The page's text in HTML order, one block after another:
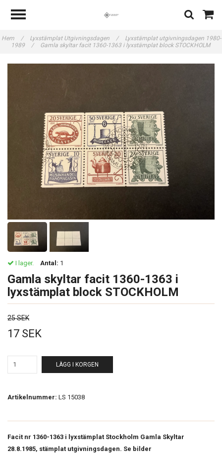
Hem / Lyxstämplat Utgivningsdagen /
Lyxstämplat utgivningsdagen 1980-
1989
/ Gamla skyltar facit 1360-1363 i lyxstämplat block STOCKHOLM
I lager. Antal: 1
Gamla skyltar facit 1360-1363 i
lyxstämplat block STOCKHOLM
25 SEK
17 SEK
LÄGG I KORGEN
Artikelnummer: LS 15038
Facit nr 1360-1363 i lyxstämplat Stockholm Gamla Skyltar
28.8.1985, stämplat utgivningsdagen. Se bilder